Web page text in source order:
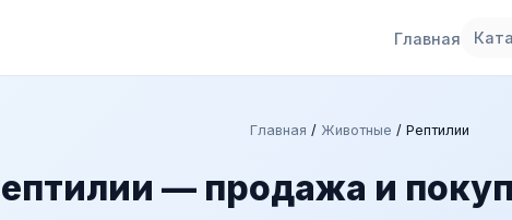
Главная
Главная / Животные / Рептилии
— продажа и